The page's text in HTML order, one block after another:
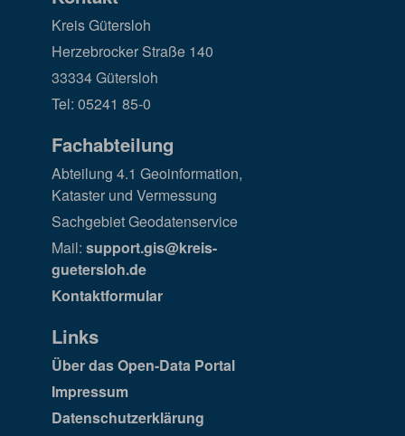
Kreis Gütersloh
Herzebrocker Straße 140
33334 Gütersloh
Tel: 05241 85-0
Fachabteilung
Abteilung 4.1 Geoinformation,
Kataster und Vermessung
Sachgebiet Geodatenservice
Mail: support.gis@kreis-
guetersloh.de
Kontaktformular
Links
Über das Open-Data Portal
Impressum
Datenschutzerklärung